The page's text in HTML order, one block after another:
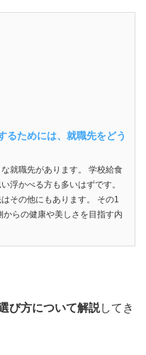
るためには、就職先をどう
就職先があります。 学校給食
浮かべる方も多いはずです。
その他にもあります。 その1
らの健康や美しさを目指す内
び方について解説してき